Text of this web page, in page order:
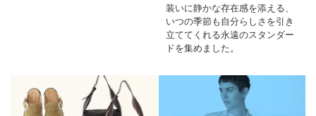
装いに静かな存在感を添える、
いつの季節も自分らしさを引き
立ててくれる永遠のスタンダー
ドを集めました。